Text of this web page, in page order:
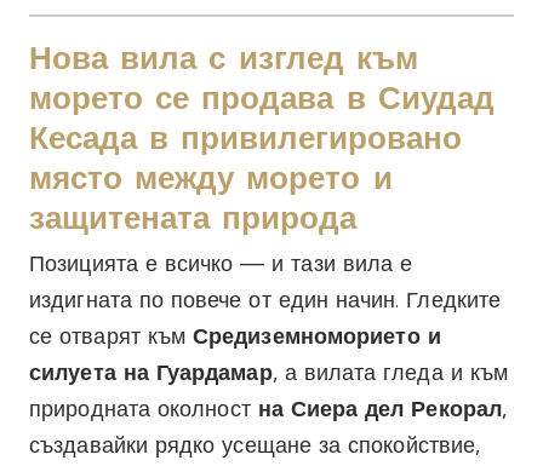
Нова вила с изглед към
морето се продава в Сиудад
Кесада в привилегировано
място между морето и
защитената природа
Позицията е всичко — и тази вила е
издигната по повече от един начин. Гледките
се отварят към Средиземноморието и
силуета на Гуардамар, а вилата гледа и към
природната околност на Сиера дел Рекорал,
създавайки рядко усещане за спокойствие,